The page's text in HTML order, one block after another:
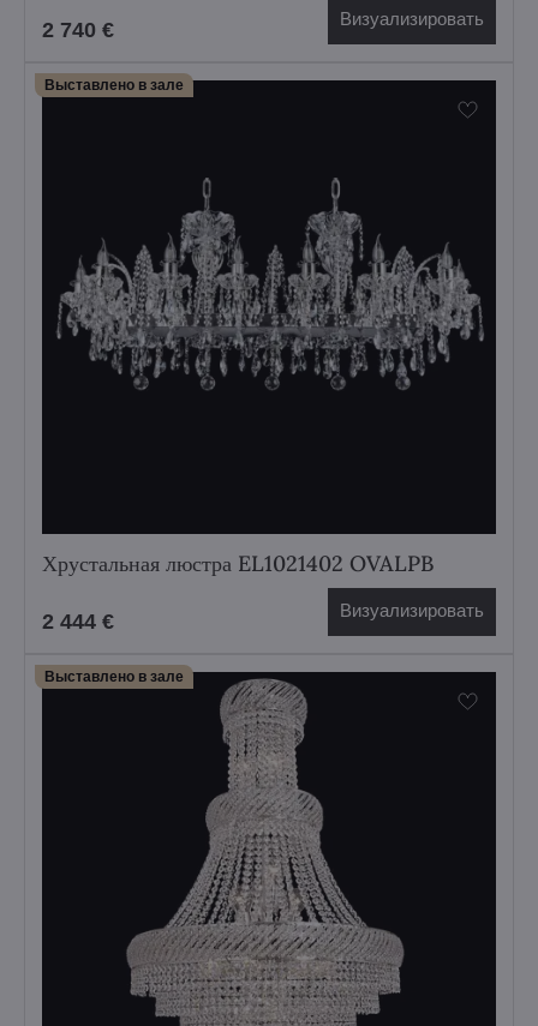
2 740 € Визуализировать
Выставлено в зале
Хрустальная люстра EL1021402 OVALPB
2 444 € Визуализировать
Выставлено в зале